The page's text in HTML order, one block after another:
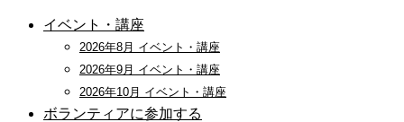
イベント・講座
2026年8月 イベント・講座
2026年9月 イベント・講座
2026年10月 イベント・講座
ボランティアに参加する